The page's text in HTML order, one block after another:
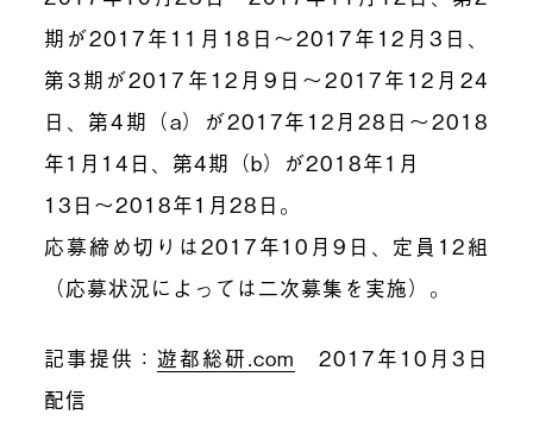
期が2017年11月18日～2017年12月3日、
第3期が2017年12月9日～2017年12月24
日、第4期（a）が2017年12月28日～2018
年1月14日、第4期（b）が2018年1月
13日～2018年1月28日。
応募締め切りは2017年10月9日、定員12組
（応募状況によっては二次募集を実施）。
記事提供： 遊都総研.com 2017年10月3日
配信